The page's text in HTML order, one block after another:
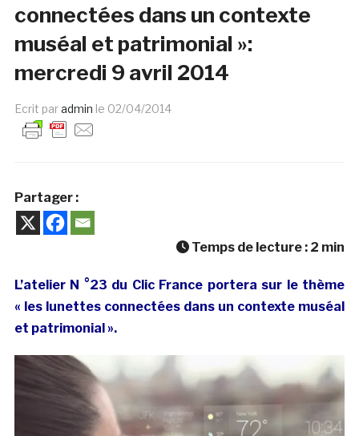
connectées dans un contexte
muséal et patrimonial »:
mercredi 9 avril 2014
Ecrit paradmin le 02/04/2014
Partager :
Temps de lecture : 2 min
L’atelier N °23 du Clic France portera sur le thème
« les lunettes connectées dans un contexte muséal
et patrimonial ».